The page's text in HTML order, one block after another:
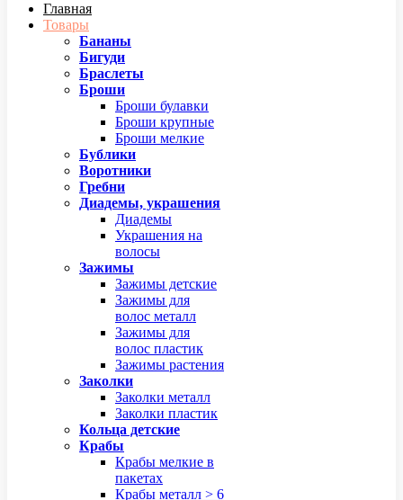
Главная
Товары
Бананы
Бигуди
Браслеты
Броши
Броши булавки
Броши крупные
Броши мелкие
Бублики
Воротники
Гребни
Диадемы, украшения
Диадемы
Украшения на
волосы
Зажимы
Зажимы детские
Зажимы для
волос металл
Зажимы для
волос пластик
Зажимы растения
Заколки
Заколки металл
Заколки пластик
Кольца детские
Крабы
Крабы мелкие в
пакетах
Крабы металл > 6